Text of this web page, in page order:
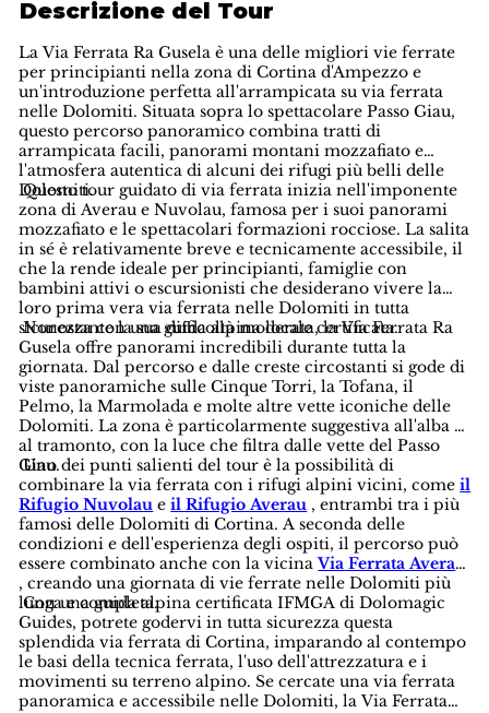
Descrizione del Tour
La Via Ferrata Ra Gusela è una delle migliori vie ferrate
per principianti nella zona di Cortina d'Ampezzo e
un'introduzione perfetta all'arrampicata su via ferrata
nelle Dolomiti. Situata sopra lo spettacolare Passo Giau,
questo percorso panoramico combina tratti di
arrampicata facili, panorami montani mozzafiato e
l'atmosfera autentica di alcuni dei rifugi più belli delle
Dolomiti.
Questo tour guidato di via ferrata inizia nell'imponente
zona di Averau e Nuvolau, famosa per i suoi panorami
mozzafiato e le spettacolari formazioni rocciose. La salita
in sé è relativamente breve e tecnicamente accessibile, il
che la rende ideale per principianti, famiglie con
bambini attivi o escursionisti che desiderano vivere la
loro prima vera via ferrata nelle Dolomiti in tutta
sicurezza con una guida alpina locale certificata.
Nonostante la sua difficoltà moderata, la Via Ferrata Ra
Gusela offre panorami incredibili durante tutta la
giornata. Dal percorso e dalle creste circostanti si gode di
viste panoramiche sulle Cinque Torri, la Tofana, il
Pelmo, la Marmolada e molte altre vette iconiche delle
Dolomiti. La zona è particolarmente suggestiva all'alba e
al tramonto, con la luce che filtra dalle vette del Passo
Giau.
Uno dei punti salienti del tour è la possibilità di
combinare la via ferrata con i rifugi alpini vicini, comeil
Rifugio Nuvolau eil Rifugio Averau , entrambi tra i più
famosi delle Dolomiti di Cortina. A seconda delle
condizioni e dell'esperienza degli ospiti, il percorso può
essere combinato anche con la vicinaVia Ferrata Averau
, creando una giornata di vie ferrate nelle Dolomiti più
lunga e completa.
Con una guida alpina certificata IFMGA di Dolomagic
Guides, potrete godervi in tutta sicurezza questa
splendida via ferrata di Cortina, imparando al contempo
le basi della tecnica ferrata, l'uso dell'attrezzatura e i
movimenti su terreno alpino. Se cercate una via ferrata
panoramica e accessibile nelle Dolomiti, la Via Ferrata